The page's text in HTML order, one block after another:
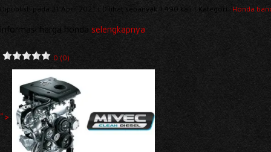
Dipublish pada 21 April 2021 | Dilihat sebanyak 1.490 kali | Kategori: Honda
Informasi harga honda selengkapnya
0 (0)
">